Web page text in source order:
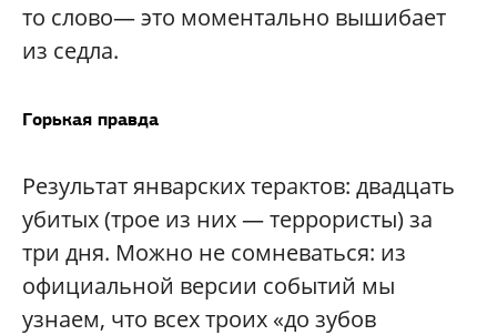
то слово— это моментально вышибает
из седла.
Горькая правда
Результат январских терактов: двадцать
убитых (трое из них — террористы) за
три дня. Можно не сомневаться: из
официальной версии событий мы
узнаем, что всех троих «до зубов